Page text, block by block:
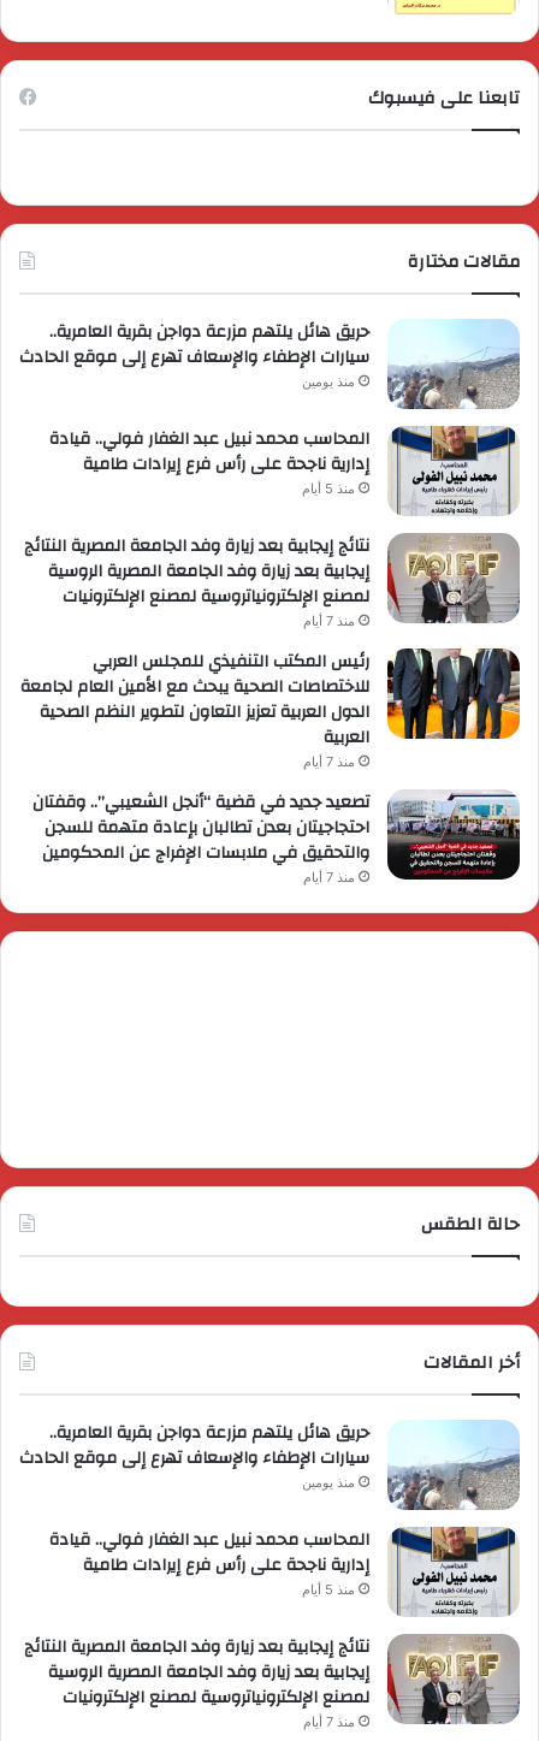
تابعنا على فيسبوك
مقالات مختارة
حريق هائل يلتهم مزرعة دواجن بقرية العامرية..
سيارات الإطفاء والإسعاف تهرع إلى موقع الحادث
منذ يومين
المحاسب محمد نبيل عبد الغفار فولي.. قيادة
إدارية ناجحة على رأس فرع إيرادات طامية
منذ 5 أيام
نتائج إيجابية بعد زيارة وفد الجامعة المصرية النتائج
إيجابية بعد زيارة وفد الجامعة المصرية الروسية
لمصنع الإلكترونياتروسية لمصنع الإلكترونيات
منذ 7 أيام
رئيس المكتب التنفيذي للمجلس العربي
للاختصاصات الصحية يبحث مع الأمين العام لجامعة
الدول العربية تعزيز التعاون لتطوير النظم الصحية
العربية
منذ 7 أيام
تصعيد جديد في قضية “أنجل الشعيبي”.. وقفتان
احتجاجيتان بعدن تطالبان بإعادة متهمة للسجن
والتحقيق في ملابسات الإفراج عن المحكومين
منذ 7 أيام
حالة الطقس
أخر المقالات
حريق هائل يلتهم مزرعة دواجن بقرية العامرية..
سيارات الإطفاء والإسعاف تهرع إلى موقع الحادث
منذ يومين
المحاسب محمد نبيل عبد الغفار فولي.. قيادة
إدارية ناجحة على رأس فرع إيرادات طامية
منذ 5 أيام
نتائج إيجابية بعد زيارة وفد الجامعة المصرية النتائج
إيجابية بعد زيارة وفد الجامعة المصرية الروسية
لمصنع الإلكترونياتروسية لمصنع الإلكترونيات
منذ 7 أيام